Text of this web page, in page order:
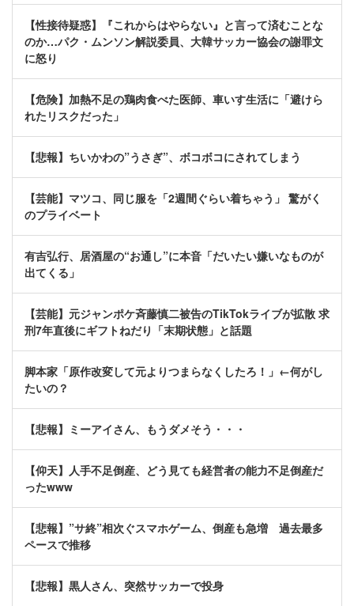
【性接待疑惑】『これからはやらない』と言って済むことな
のか…パク・ムンソン解説委員、大韓サッカー協会の謝罪文
に怒り
【危険】加熱不足の鶏肉食べた医師、車いす生活に「避けら
れたリスクだった」
【悲報】ちいかわの”うさぎ”、ボコボコにされてしまう
【芸能】マツコ、同じ服を「2週間ぐらい着ちゃう」 驚がく
のプライベート
有吉弘行、居酒屋の“お通し”に本音「だいたい嫌いなものが
出てくる」
【芸能】元ジャンポケ斉藤慎二被告のTikTokライブが拡散 求
刑7年直後にギフトねだり「末期状態」と話題
脚本家「原作改変して元よりつまらなくしたろ！」←何がし
たいの？
【悲報】ミーアイさん、もうダメそう・・・
【仰天】人手不足倒産、どう見ても経営者の能力不足倒産だ
ったwww
【悲報】”サ終”相次ぐスマホゲーム、倒産も急増 過去最多
ペースで推移
【悲報】黒人さん、突然サッカーで投身